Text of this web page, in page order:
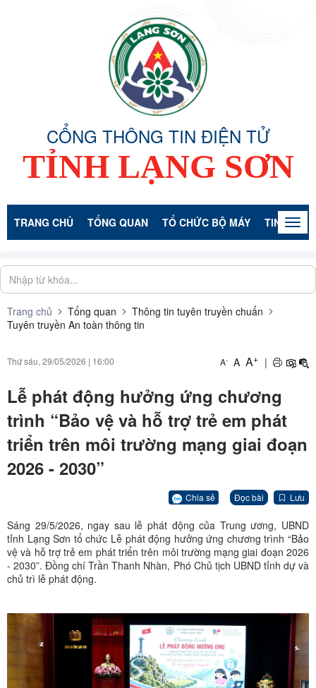
CỔNG THÔNG TIN ĐIỆN TỬ
TỈNH LẠNG SƠN
TRANG CHỦ TỔNG QUAN TỔ CHỨC BỘ MÁY TIN TỨC -
Trang chủ Tổng quan
Thông tin tuyên truyền chuẩn
Tuyên truyền An toàn thông tin
Thứ sáu, 29/05/2026 | 16:00 A- A A+ |
Lễ phát động hưởng ứng chương
trình “Bảo vệ và hỗ trợ trẻ em phát
triển trên môi trường mạng giai đoạn
2026 - 2030”
Chia sẻ Đọc bài Lưu
Sáng 29/5/2026, ngay sau lễ phát động của Trung ương, UBND
tỉnh Lạng Sơn tổ chức Lễ phát động hưởng ứng chương trình “Bảo
vệ và hỗ trợ trẻ em phát triển trên môi trường mạng giai đoạn 2026
- 2030”. Đồng chí Trần Thanh Nhàn, Phó Chủ tịch UBND tỉnh dự và
chủ trì lễ phát động.